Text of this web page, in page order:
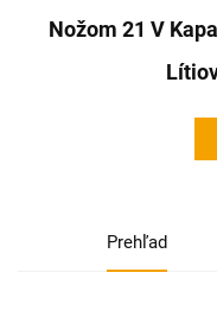
Nožom 21 V
Prehľad